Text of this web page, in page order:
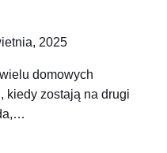
2025
domowych
kiedy zostają na drugi